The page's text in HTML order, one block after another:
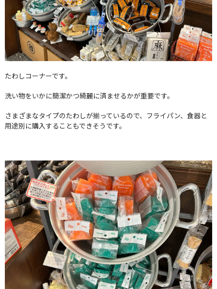
たわしコーナーです。
洗い物をいかに簡潔かつ綺麗に済ませるかが重要です。
さまざまなタイプのたわしが揃っているので、フライパン、食器と
用途別に購入することもできそうです。